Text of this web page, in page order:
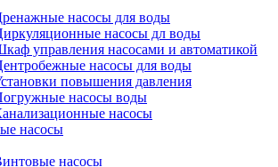
насосы для воды
насосы дл воды
управления насосами и автоматикой
насосы для воды
повышения давления
насосы воды
насосы
насосы
насосы